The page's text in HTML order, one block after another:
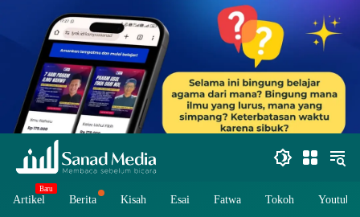
Artikel Berita Kisah Esai Fatwa Tokoh Youtube